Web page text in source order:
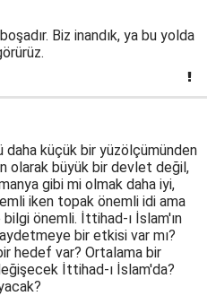
Biz inandık, ya bu yolda
daha küçük bir yüzölçümünden
olarak büyük bir devlet değil,
gibi mi olmak daha iyi,
iken topak önemli idi ama
önemli. İttihad-ı İslam'ın
bir etkisi var mı?
hedef var? Ortalama bir
İttihad-ı İslam'da?